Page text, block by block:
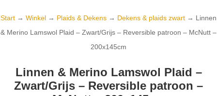
Start → Winkel → Plaids & Dekens → Dekens & plaids zwart → Linnen
& Merino Lamswol Plaid – Zwart/Grijs – Reversible patroon – McNutt –
200x145cm
Linnen & Merino Lamswol Plaid –
Zwart/Grijs – Reversible patroon –